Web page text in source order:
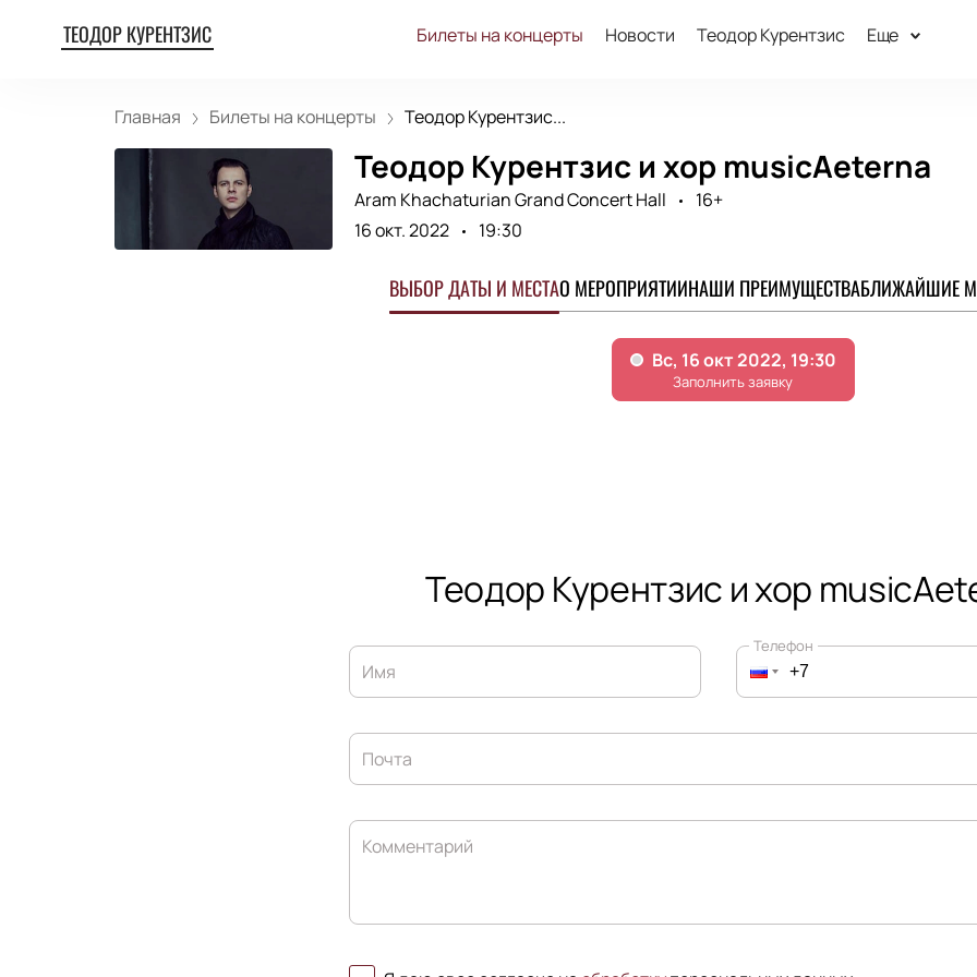
ТЕОДОР КУРЕНТЗИС Билеты на концерты Новости Теодор Курентзис Еще
Главная Билеты на концерты Теодор Курентзис...
Теодор Курентзис и хор musicAeterna
Aram Khachaturian Grand Concert Hall
16+
16 окт. 2022
19:30
ВЫБОР ДАТЫ И МЕСТАО МЕРОПРИЯТИИНАШИ ПРЕИМУЩЕСТВАБЛИЖАЙШИЕ
Теодор Курентзис и хор
Имя
Телефон
Почта
Комментарий